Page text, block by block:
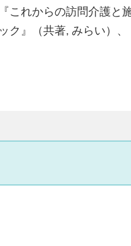
これからの訪問介護と
ク』（共著, みらい）